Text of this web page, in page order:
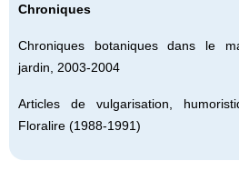
Chroniques
Chroniques botaniques dans le
jardin, 2003-2004
Articles de vulgarisation,
Floralire (1988-1991)